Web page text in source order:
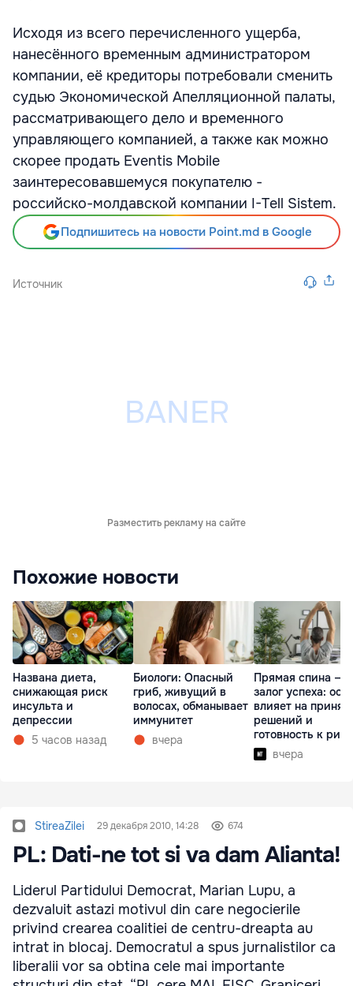
Исходя из всего перечисленного ущерба,
нанесённого временным администратором
компании, её кредиторы потребовали сменить
судью Экономической Апелляционной палаты,
рассматривающего дело и временного
управляющего компанией, а также как можно
скорее продать Eventis Mobile
заинтересовавшемуся покупателю -
российско-молдавской компании I-Tell Sistem.
Подпишитесь на новости Point.md в Google
Источник
Разместить рекламу на сайте
Похожие новости
Названа диета,
снижающая риск
инсульта и
депрессии
5 часов назад
Биологи: Опасный
гриб, живущий в
волосах, обманывает
иммунитет
вчера
Прямая спина —
залог успеха:
влияет на
решений и
готовность к
вчера
StireaZilei 29 декабря 2010, 14:28 674
PL: Dati-ne tot si va dam Alianta!
Liderul Partidului Democrat, Marian Lupu, a
dezvaluit astazi motivul din care negocierile
privind crearea coalitiei de centru-dreapta au
intrat in blocaj. Democratul a spus jurnalistilor ca
liberalii vor sa obtina cele mai importante